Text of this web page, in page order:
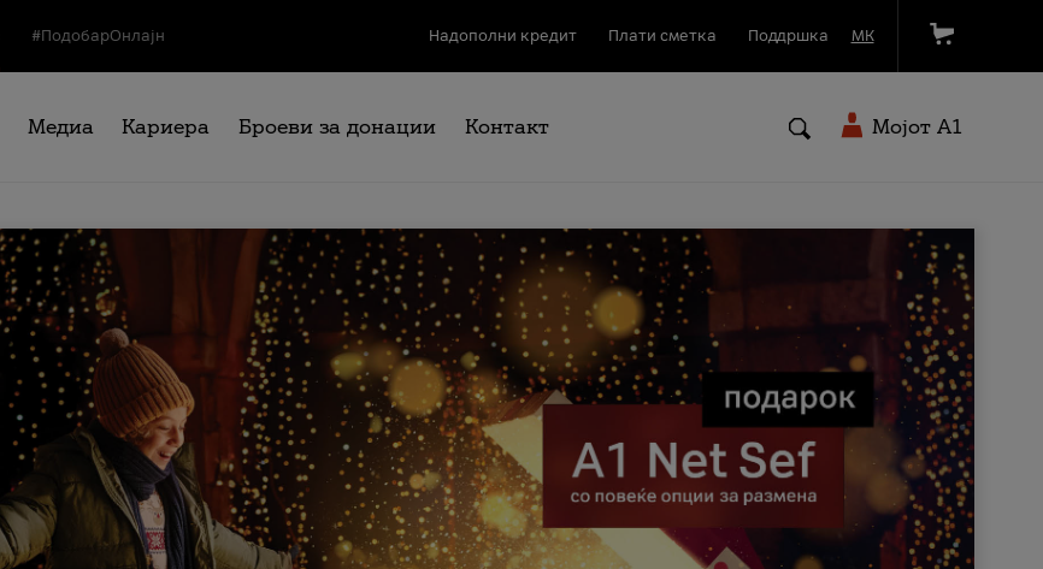
#ПодобарОнлајн Надополни кредит Плати сметка Поддршка МК
Медиа Кариера Броеви за донации Контакт Мојот A1